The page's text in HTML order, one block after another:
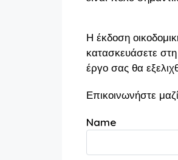
Η έκδοση
κατασκευάσετε
έργο σας θα
Επικοινωνήστε
Name